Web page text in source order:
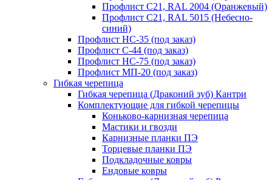
Профлист С21, RAL 2004 (Оранжевый)
Профлист С21, RAL 5015 (Небесно-
синий)
Профлист НС-35 (под заказ)
Профлист С-44 (под заказ)
Профлист НС-75 (под заказ)
Профлист МП-20 (под заказ)
Гибкая черепица
Гибкая черепица (Драконий зуб) Кантри
Комплектующие для гибкой черепицы
Коньково-карнизная черепица
Мастики и гвозди
Карнизные планки ПЭ
Торцевые планки ПЭ
Подкладочные ковры
Ендовые ковры